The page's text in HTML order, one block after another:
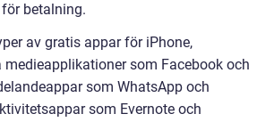
betalning.
av gratis appar för iPhone,
som Facebook och
som WhatsApp och
som Evernote och